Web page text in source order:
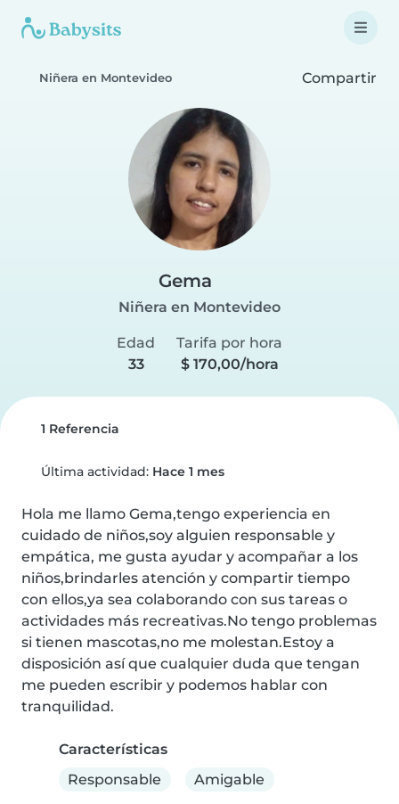
Niñera en Montevideo Compartir
Gema
Niñera en Montevideo
Edad
33
Tarifa por hora
$ 170,00/hora
1 Referencia
Última actividad: Hace 1 mes
Hola me llamo Gema,tengo experiencia en
cuidado de niños,soy alguien responsable y
empática, me gusta ayudar y acompañar a los
niños,brindarles atención y compartir tiempo
con ellos,ya sea colaborando con sus tareas o
actividades más recreativas.No tengo problemas
si tienen mascotas,no me molestan.Estoy a
disposición así que cualquier duda que tengan
me pueden escribir y podemos hablar con
tranquilidad.
Características
Responsable
Amigable